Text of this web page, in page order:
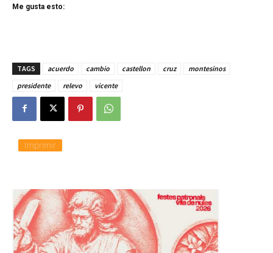
Me gusta esto:
TAGS acuerdo cambio castellon cruz
montesinos
presidente
relevo vicente
Imprimir